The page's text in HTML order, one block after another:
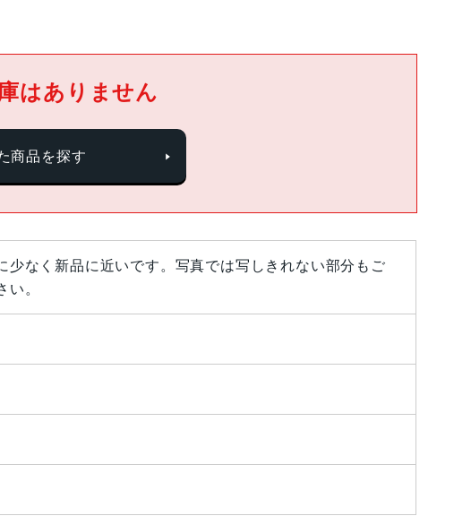
はありません
商品を探す
少なく新品に近いです。写真では写しきれない部分もご
い。